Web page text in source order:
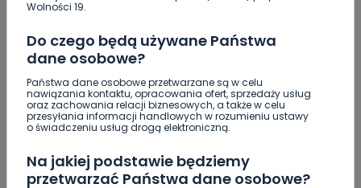
Wolności 19.
Do czego będą używane Państwa
dane osobowe?
Państwa dane osobowe przetwarzane są w celu
nawiązania kontaktu, opracowania ofert, sprzedaży usług
oraz zachowania relacji biznesowych, a także w celu
przesyłania informacji handlowych w rozumieniu ustawy
o świadczeniu usług drogą elektroniczną.
Na jakiej podstawie będziemy
przetwarzać Państwa dane osobowe?
Nowe ustalenia w sprawie OZC. Kto spełnił warunki
Czy aquapark w Ostrowie powinien powstać?
Rozpoczęły się konsultacje
"Łącznik" w remoncie. Urząd miejski będzie
większy?
Więcej pieniędzy dla OSP w gminie Ostrów.